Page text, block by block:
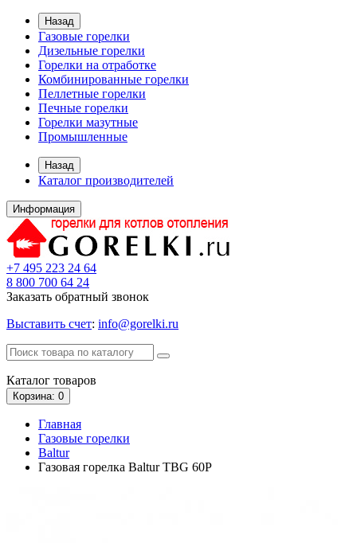
Назад
Газовые горелки
Дизельные горелки
Горелки на отработке
Комбинированные горелки
Пеллетные горелки
Печные горелки
Горелки мазутные
Промышленные
Назад
Каталог производителей
Информация
+7 495 223 24 64
8 800 700 64 24
Заказать обратный звонок
Выставить счет: info@gorelki.ru
Каталог товаров
Корзина: 0
Главная
Газовые горелки
Baltur
Газовая горелка Baltur TBG 60P